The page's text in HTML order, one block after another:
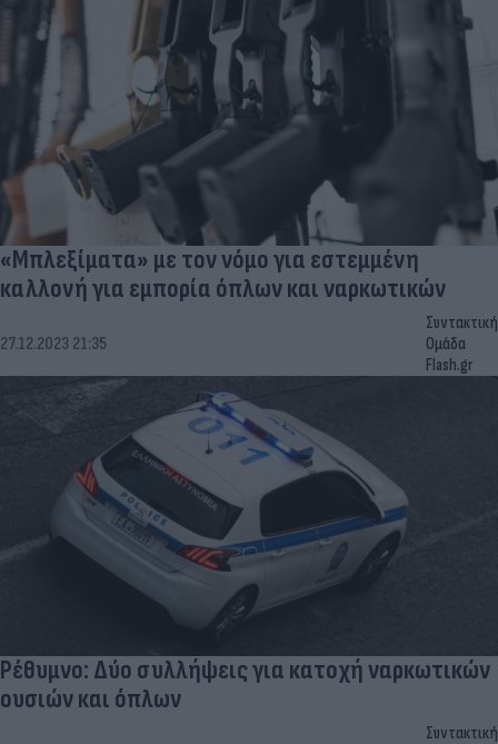
«Μπλεξίματα» με τον νόμο για εστεμμένη
καλλονή για εμπορία όπλων και ναρκωτικών
27.12.2023 21:35
Συντακτική
Ομάδα
Flash.gr
Ρέθυμνο: Δύο συλλήψεις για κατοχή ναρκωτικών
ουσιών και όπλων
Συντακτική